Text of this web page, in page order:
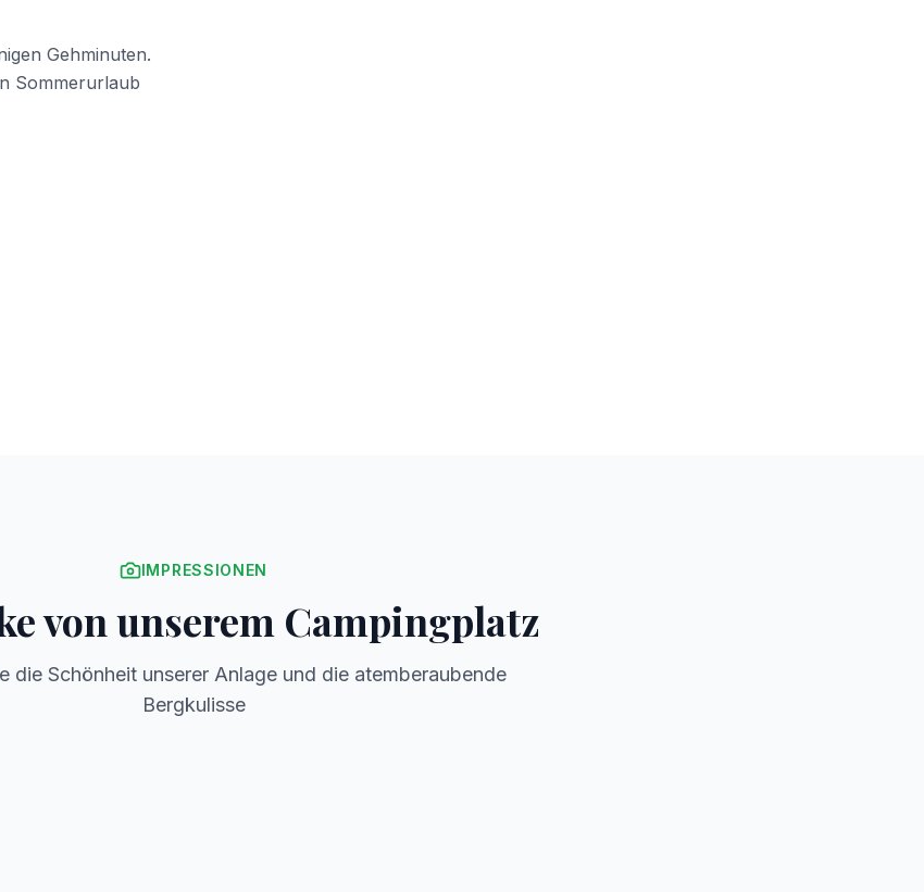
Gehminuten.
Sommerurlaub
IMPRESSIONEN
von unserem Campingplatz
die Schönheit unserer Anlage und die atemberaubende
Bergkulisse